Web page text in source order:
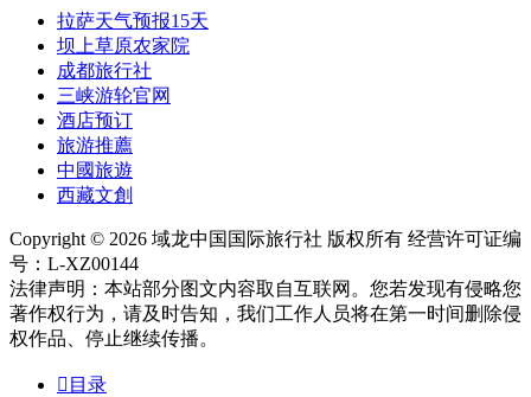
拉萨天气预报15天
坝上草原农家院
成都旅行社
三峡游轮官网
酒店预订
旅游推薦
中國旅遊
西藏文創
Copyright © 2026 域龙中国国际旅行社 版权所有 经营许可证编
号：L-XZ00144
法律声明：本站部分图文内容取自互联网。您若发现有侵略您
著作权行为，请及时告知，我们工作人员将在第一时间删除侵
权作品、停止继续传播。
 目录